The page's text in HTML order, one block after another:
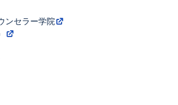
ンセラー学院